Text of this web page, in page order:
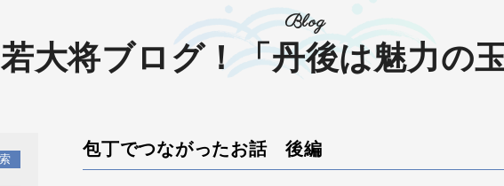
Blog
若大将ブログ！「丹後は魅力の
包丁でつながったお話 後編